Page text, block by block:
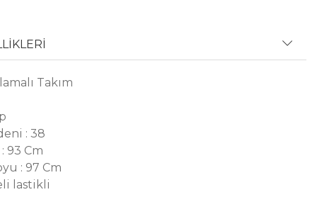
Takım
: 38
93 Cm
: 97 Cm
lastikli